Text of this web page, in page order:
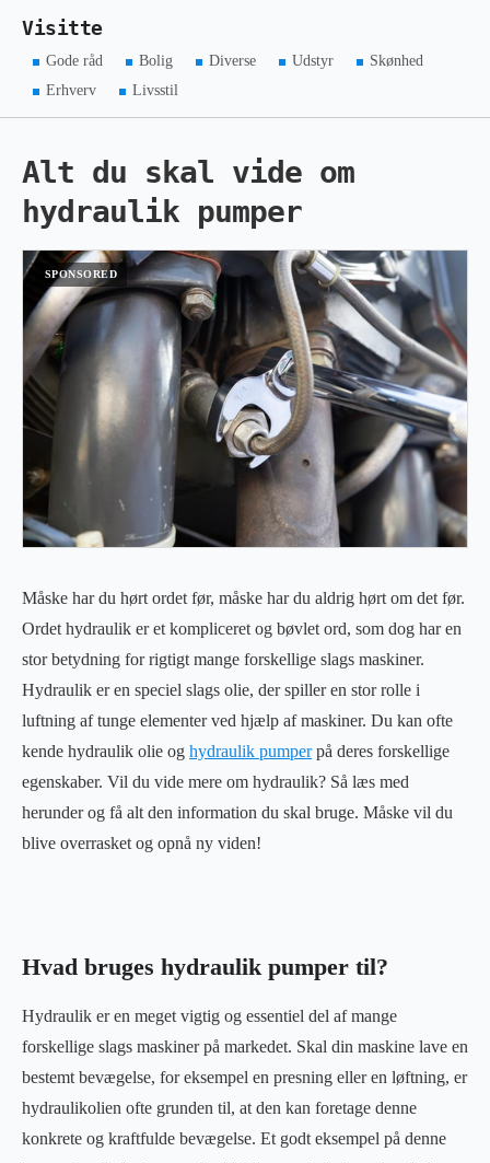
Visitte
Gode råd Bolig Diverse Udstyr
Skønhed
Erhverv
Livsstil
Alt du skal vide om
hydraulik pumper
Måske har du hørt ordet før, måske har du aldrig hørt om det før.
Ordet hydraulik er et kompliceret og bøvlet ord, som dog har en
stor betydning for rigtigt mange forskellige slags maskiner.
Hydraulik er en speciel slags olie, der spiller en stor rolle i
luftning af tunge elementer ved hjælp af maskiner. Du kan ofte
kende hydraulik olie og hydraulik pumperpå deres forskellige
egenskaber. Vil du vide mere om hydraulik? Så læs med
herunder og få alt den information du skal bruge. Måske vil du
blive overrasket og opnå ny viden!
Hvad bruges hydraulik pumper til?
Hydraulik er en meget vigtig og essentiel del af mange
forskellige slags maskiner på markedet. Skal din maskine lave en
bestemt bevægelse, for eksempel en presning eller en løftning, er
hydraulikolien ofte grunden til, at den kan foretage denne
konkrete og kraftfulde bevægelse. Et godt eksempel på denne